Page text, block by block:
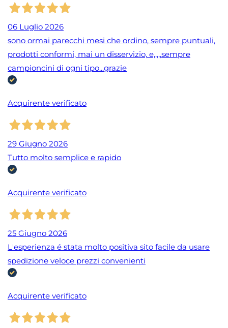
06 Luglio 2026
sono ormai parecchi mesi che ordino, sempre puntuali,
prodotti conformi, mai un disservizio, e,,,,,sempre
campioncini di ogni tipo...grazie
Acquirente verificato
29 Giugno 2026
Tutto molto semplice e rapido
Acquirente verificato
25 Giugno 2026
L'esperienza é stata molto positiva sito facile da usare
spedizione veloce prezzi convenienti
Acquirente verificato